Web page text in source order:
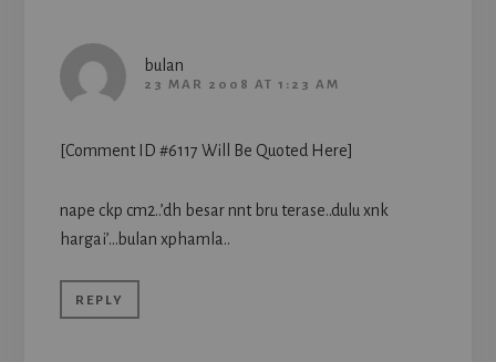
bulan
23 MAR 2008 AT 1:23 AM
[Comment ID #6117 Will Be Quoted Here]
nape ckp cm2..’dh besar nnt bru terase..dulu xnk
hargai’…bulan xphamla..
REPLY